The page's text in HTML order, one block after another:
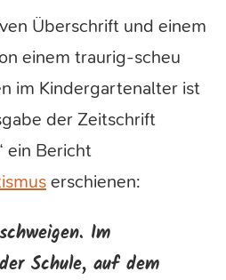
Überschrift und einem
einem traurig-scheu
im Kindergartenalter ist
der Zeitschrift
ein Bericht
erschienen:
Im
Schule, auf dem